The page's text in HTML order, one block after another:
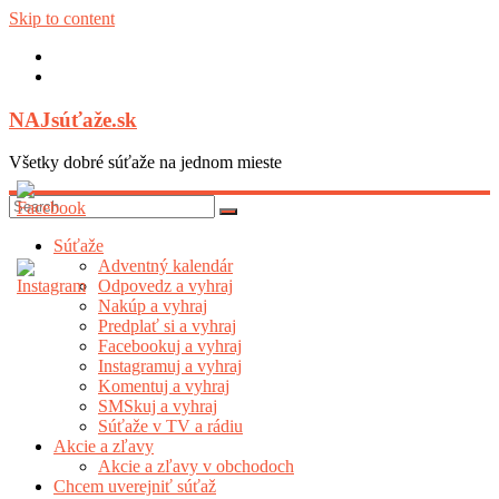
Skip to content
NAJsúťaže.sk
Všetky dobré súťaže na jednom mieste
Súťaže
Adventný kalendár
Odpovedz a vyhraj
Nakúp a vyhraj
Predplať si a vyhraj
Facebookuj a vyhraj
Instagramuj a vyhraj
Komentuj a vyhraj
SMSkuj a vyhraj
Súťaže v TV a rádiu
Akcie a zľavy
Akcie a zľavy v obchodoch
Chcem uverejniť súťaž